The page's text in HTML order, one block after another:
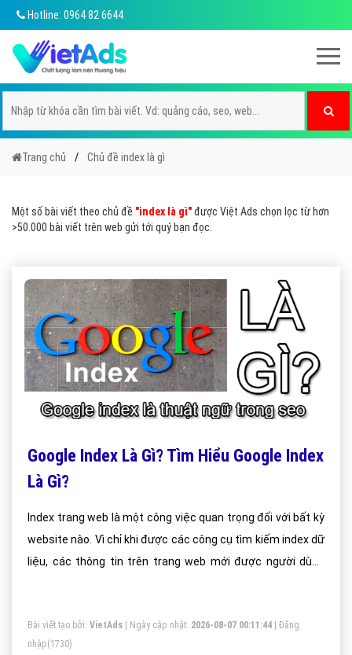
Hotline: 0964 82 6644
Trang chủ Chủ đề index là gì
Một số bài viết theo chủ đề "index là gì"được Việt Ads chọn lọc từ hơn
>50.000 bài viết trên web gửi tới quý bạn đọc.
Google Index Là Gì? Tìm Hiểu Google Index
Là Gì?
Index trang web là một công việc quan trọng đối với bất kỳ
website nào. Vì chỉ khi được các công cụ tìm kiếm index dữ
liệu, các thông tin trên trang web mới được người dùng
Bài viết tạo bởi: VietAds | Ngày cập nhật: 2026-08-07 00:11:44
Đăng
nhập(1730)